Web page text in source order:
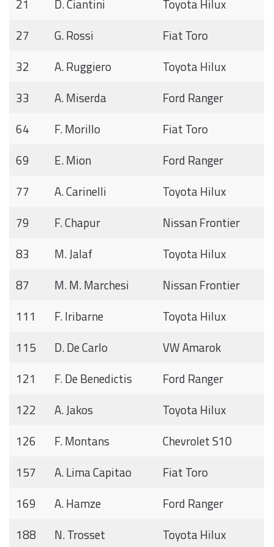
21 D. Ciantini
Toyota Hilux
27
G. Rossi
Fiat Toro
32
A. Ruggiero
Toyota Hilux
33
A. Miserda
Ford Ranger
64
F. Morillo
Fiat Toro
69
E. Mion
Ford Ranger
77
A. Carinelli
Toyota Hilux
79
F. Chapur
Nissan Frontier
83
M. Jalaf
Toyota Hilux
87
M. M. Marchesi
Nissan Frontier
111
F. Iribarne
Toyota Hilux
115
D. De Carlo
VW Amarok
121
F. De Benedictis
Ford Ranger
122
A. Jakos
Toyota Hilux
126
F. Montans
Chevrolet S10
157
A. Lima Capitao
Fiat Toro
169
A. Hamze
Ford Ranger
188
N. Trosset Toyota Hilux